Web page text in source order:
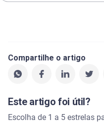
Compartilhe o artigo
Este artigo foi útil?
Escolha de 1 a 5 estrelas